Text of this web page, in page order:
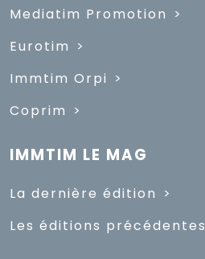
Mediatim Promotion
Eurotim
Immtim Orpi
Coprim
IMMTIM LE MAG
La dernière édition
Les éditions précédentes